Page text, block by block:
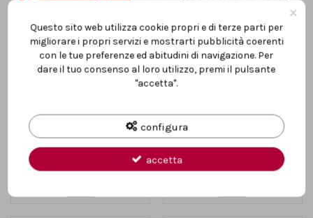
Cassettiera a carrello per
Ruota gonfiabile in gomma per
antiforatura con camera d'aria...
×
Questo sito web utilizza cookie propri e di terze parti per
migliorare i propri servizi e mostrarti pubblicità coerenti
con le tue preferenze ed abitudini di navigazione. Per
dare il tuo consenso al loro utilizzo, premi il pulsante
"accetta".
configura
accetta